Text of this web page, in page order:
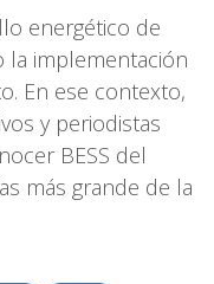
energético de
la implementación
En ese contexto,
y periodistas
BESS del
más grande de la